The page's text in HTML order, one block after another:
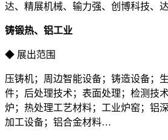
达、精展机械、输力强、创博科技、
铸锻热、铝工业
◆ 展出范围
压铸机；周边智能设备；铸造设备；
件；后处理技术；表面处理；检测技
炉；热处理工艺材料；工业炉窑；铝
加工设备；铝合金材料…